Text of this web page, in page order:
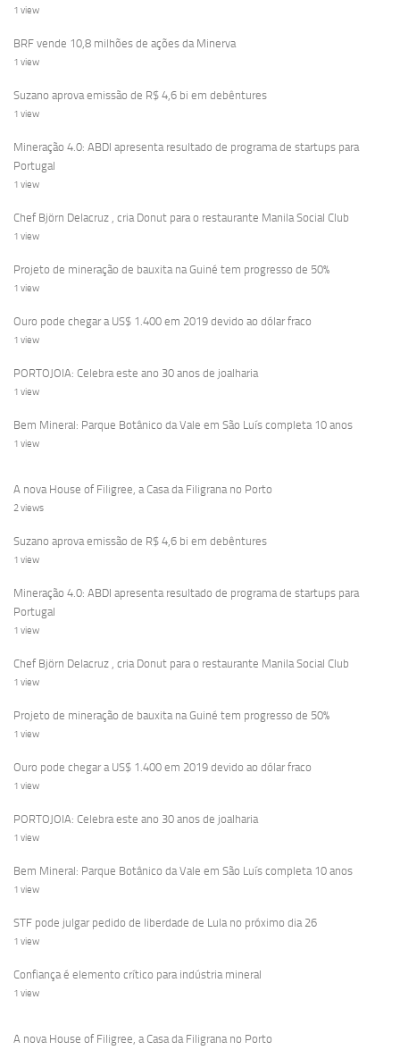
1 view
BRF vende 10,8 milhões de ações da Minerva
1 view
Suzano aprova emissão de R$ 4,6 bi em debêntures
1 view
Mineração 4.0: ABDI apresenta resultado de programa de startups para
Portugal
1 view
Chef Björn Delacruz , cria Donut para o restaurante Manila Social Club
1 view
Projeto de mineração de bauxita na Guiné tem progresso de 50%
1 view
Ouro pode chegar a US$ 1.400 em 2019 devido ao dólar fraco
1 view
PORTOJOIA: Celebra este ano 30 anos de joalharia
1 view
Bem Mineral: Parque Botânico da Vale em São Luís completa 10 anos
1 view
A nova House of Filigree, a Casa da Filigrana no Porto
2 views
Suzano aprova emissão de R$ 4,6 bi em debêntures
1 view
Mineração 4.0: ABDI apresenta resultado de programa de startups para
Portugal
1 view
Chef Björn Delacruz , cria Donut para o restaurante Manila Social Club
1 view
Projeto de mineração de bauxita na Guiné tem progresso de 50%
1 view
Ouro pode chegar a US$ 1.400 em 2019 devido ao dólar fraco
1 view
PORTOJOIA: Celebra este ano 30 anos de joalharia
1 view
Bem Mineral: Parque Botânico da Vale em São Luís completa 10 anos
1 view
STF pode julgar pedido de liberdade de Lula no próximo dia 26
1 view
Confiança é elemento crítico para indústria mineral
1 view
A nova House of Filigree, a Casa da Filigrana no Porto